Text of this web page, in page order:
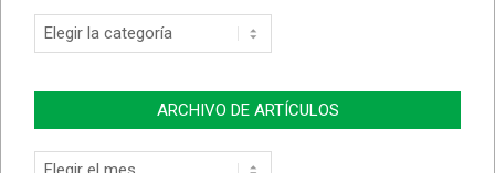
Categorías
de
ARCHIVO DE ARTÍCULOS
Archivo